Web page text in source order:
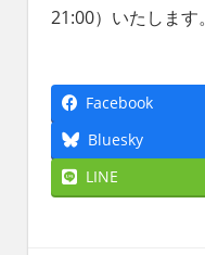
ら
生
ら
れ
る
21:00）いたします。
Facebook
Bluesky
LINE